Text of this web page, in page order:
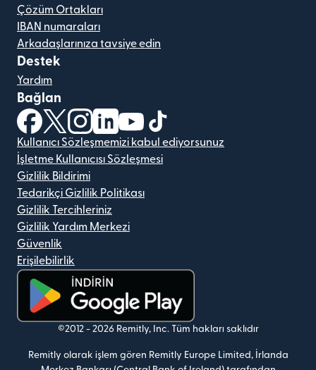
Çözüm Ortakları
IBAN numaraları
Arkadaşlarınıza tavsiye edin
Destek
Yardım
Bağlan
(yeni pencerede açılır)
(yeni pencerede açılır)
(yeni pencerede açılır)
(yeni pencerede açılır)
(yeni pencerede açılır)
Kullanıcı Sözleşmemizi kabul ediyorsunuz
İşletme Kullanıcısı Sözleşmesi
Gizlilik Bildirimi
Tedarikçi Gizlilik Politikası
Gizlilik Tercihleriniz
Gizlilik Yardım Merkezi
Güvenlik
Erişilebilirlik
(yeni pencerede açılır)
©2012 - 2026 Remitly, Inc. Tüm hakları saklıdır
Remitly olarak işlem gören Remitly Europe Limited, İrlanda